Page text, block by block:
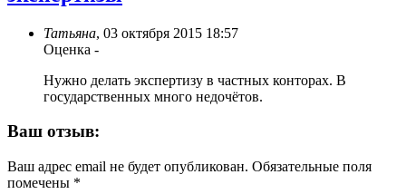
Татьяна, 03 октября 2015 18:57
Оценка -
Нужно делать экспертизу в частных конторах. В
государственных много недочётов.
Ваш отзыв:
Ваш адрес email не будет опубликован. Обязательные поля
помечены *